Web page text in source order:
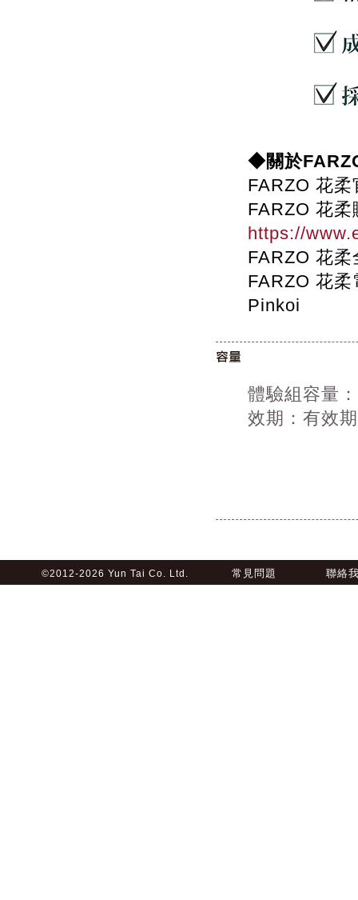
◆關於
FARZO 花
FARZO 花
https://
FARZO 花
FARZO 花
Pinkoi
體驗組容量
效期：有效
©2012-2026 Yun Tai Co. Ltd. 常見問題 聯絡